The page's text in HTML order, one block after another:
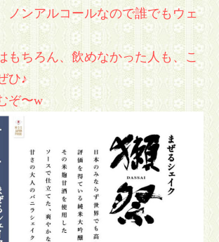
ノンアルコールなので誰でもウェ
もちろん、飲めなかった人も、こ
ひ♪
ぞ〜w